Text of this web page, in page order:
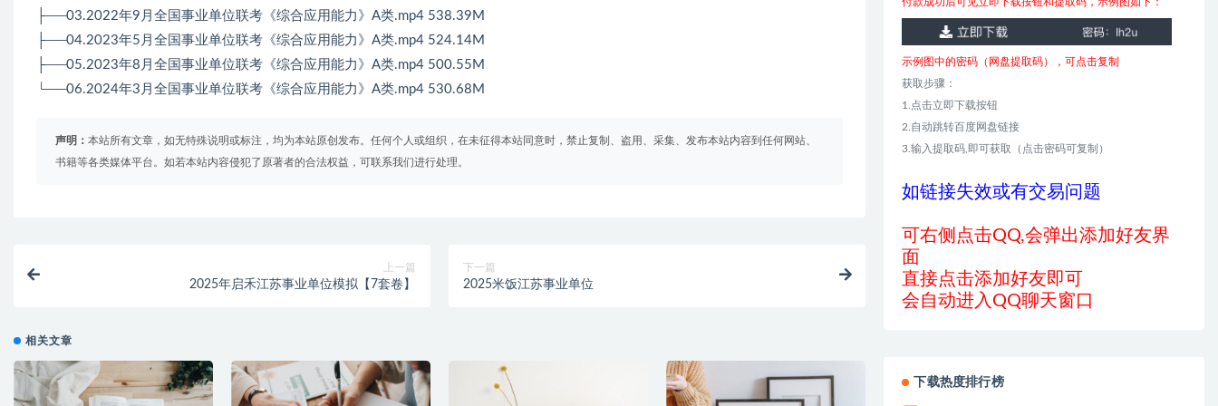
├──03.2022年9月全国事业单位联考《综合应用能力》A类.mp4 538.39M
├──04.2023年5月全国事业单位联考《综合应用能力》A类.mp4 524.14M
├──05.2023年8月全国事业单位联考《综合应用能力》A类.mp4 500.55M
└──06.2024年3月全国事业单位联考《综合应用能力》A类.mp4 530.68M
声明： 本站所有文章，如无特殊说明或标注，均为本站原创发布。任何个人或组织，在未征得本站同意时，禁止复制、盗用、采集、发布本站内容到任何网站、
书籍等各类媒体平台。如若本站内容侵犯了原著者的合法权益，可联系我们进行处理。
上一篇
2025年启禾江苏事业单位模拟【7套卷】
下一篇
2025米饭江苏事业单位
相关文章
示例图中的密码（网盘提取码），可点击复制
获取步骤：
1.点击立即下载按钮
2.自动跳转百度网盘链接
3.输入提取码,即可获取（点击密码可复制）
如链接失效或有交易问题
可右侧点击QQ,会弹出添加好友界
面
直接点击添加好友即可
会自动进入QQ聊天窗口
下载热度排行榜